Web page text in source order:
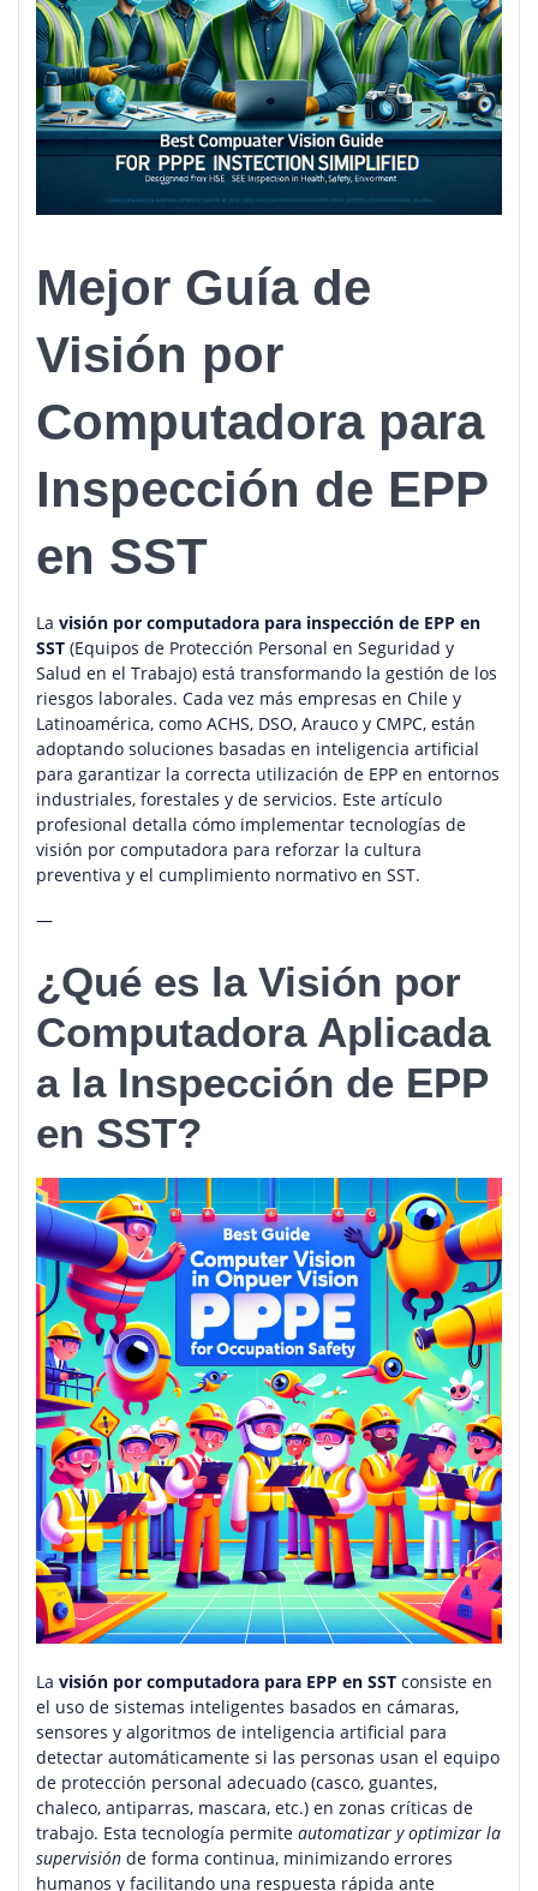
Mejor Guía de
Visión por
Computadora para
Inspección de EPP
en SST
La visión por computadora para inspección de EPP en
SST (Equipos de Protección Personal en Seguridad y
Salud en el Trabajo) está transformando la gestión de los
riesgos laborales. Cada vez más empresas en Chile y
Latinoamérica, como ACHS, DSO, Arauco y CMPC, están
adoptando soluciones basadas en inteligencia artificial
para garantizar la correcta utilización de EPP en entornos
industriales, forestales y de servicios. Este artículo
profesional detalla cómo implementar tecnologías de
visión por computadora para reforzar la cultura
preventiva y el cumplimiento normativo en SST.
—
¿Qué es la Visión por
Computadora Aplicada
a la Inspección de EPP
en SST?
La visión por computadora para EPP en SST consiste en
el uso de sistemas inteligentes basados en cámaras,
sensores y algoritmos de inteligencia artificial para
detectar automáticamente si las personas usan el equipo
de protección personal adecuado (casco, guantes,
chaleco, antiparras, mascara, etc.) en zonas críticas de
trabajo. Esta tecnología permite automatizar y optimizar la
supervisión de forma continua, minimizando errores
humanos y facilitando una respuesta rápida ante